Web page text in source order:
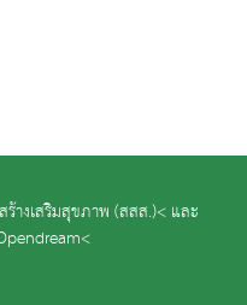
างเสริมสุขภาพ (สสส.)< และ